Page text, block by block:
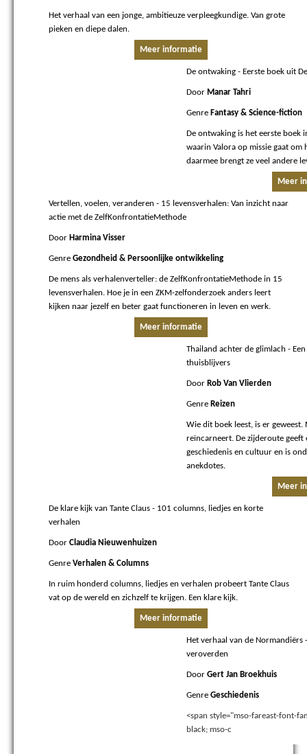
Het verhaal van een jonge, ambitieuze verpleegkundige. Van grote
pieken en diepe dalen.
Meer informatie
De ontwaking - Eerste boek uit
Door Manar Tahri
Genre Fantasy & Science-fiction
De ontwaking is het eerste boek
waarin Valora op missie gaat om
daarmee brengt ze veel andere
Meer
Vertellen, voelen, veranderen - 15 levensverhalen: Van inzicht naar
actie met de ZelfKonfrontatieMethode
Door Harmina Visser
Genre Gezondheid & Persoonlijke ontwikkeling
De mens als verhalenverteller: de ZelfKonfrontatieMethode in 15
levensverhalen. Hoe je in een ZKM-zelfonderzoek anders leert
kijken naar jezelf en beter gaat functioneren in leven en werk.
Meer informatie
Thailand achter de glimlach -
thuisblijvers
Door Rob Van Vlierden
Genre Reizen
Wie dit boek leest, is er geweest.
reïncarneert. De zijderoute geeft
geschiedenis en cultuur en is
anekdotes.
Meer
De klare kijk van Tante Claus - 101 columns, liedjes en korte
verhalen
Door Claudia Nieuwenhuizen
Genre Verhalen & Columns
In ruim honderd columns, liedjes en verhalen probeert Tante Claus
vat op de wereld en zichzelf te krijgen. Een klare kijk.
Meer informatie
Het verhaal van de Normandiërs
veroverden
Door Gert Jan Broekhuis
Genre Geschiedenis
<span style="mso-fareast-font-
black; mso-c